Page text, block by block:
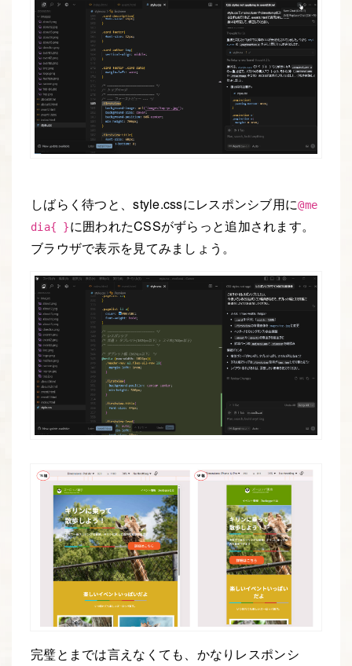
しばらく待つと、style.cssにレスポンシブ用に@me
dia{ }に囲われたCSSがずらっと追加されます。
ブラウザで表示を見てみましょう。
完璧とまでは言えなくても、かなりレスポンシ